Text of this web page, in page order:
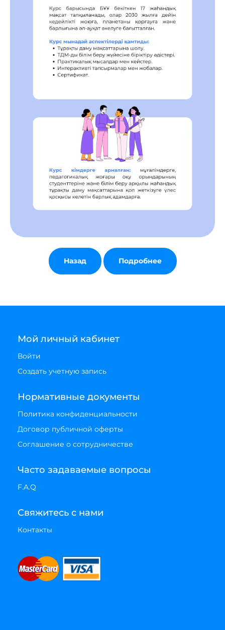
Назад Подробнее
Мой личный кабинет
Войти
Создать учетную запись
Нормативные документы
Политика конфиденциальности
Договор публичной оферты
Соглашение о сотрудничестве
Часто задаваемые вопросы
F.A.Q
Свяжитесь с нами
Контакты